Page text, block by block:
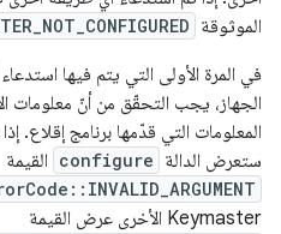
الموثوقة
في المرة الأولى التي يتم فيها استدعاء
الجهاز، يجب التحقّق من أنّ معلومات
المعلومات التي قدّمها برنامج إقلاع.
ستعرض الدالة configure القيمة
Keymaster الأخرى عرض القيمة